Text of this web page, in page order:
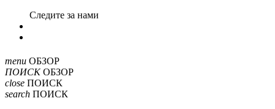
Cледите за нами
menu ОБЗОР
ПОИСК ОБЗОР
close ПОИСК
search ПОИСК